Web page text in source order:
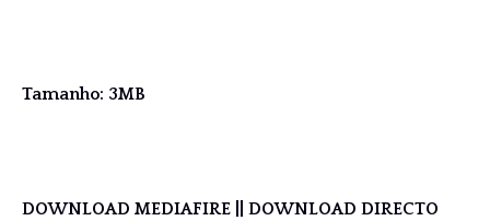
Tamanho: 3MB
DOWNLOAD MEDIAFIRE DOWNLOAD DIRECTO